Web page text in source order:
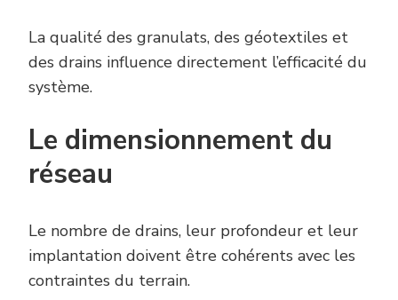
La qualité des granulats, des géotextiles et
des drains influence directement l’efficacité du
système.
Le dimensionnement du
réseau
Le nombre de drains, leur profondeur et leur
implantation doivent être cohérents avec les
contraintes du terrain.